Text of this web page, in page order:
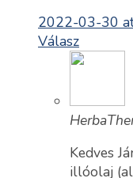
2022-03-30
Válasz
Kedves
illóolaj